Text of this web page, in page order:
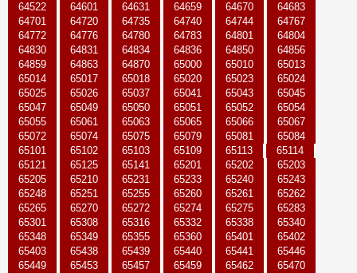
64522
64601 64631 64659 64670
64683
64701
64720 64735 64740 64744
64767
64772
64776 64780 64783 64801
64804
64830
64831 64834 64836 64850
64856
64859
64863 64870 65000 65010
65013
65014
65017 65018 65020 65023
65024
65025
65026 65037 65041 65043
65045
65047
65049 65050 65051 65052
65054
65055
65061 65063 65065 65066
65067
65072
65074 65075 65079 65081
65084
65101
65102 65103 65109 65113
65114
65121
65125 65141 65201 65202
65203
65205
65210 65231 65233 65240
65243
65248
65251 65255 65260 65261
65262
65265
65270 65272 65274 65275
65283
65301
65308 65316 65332 65338
65340
65348
65349 65355 65360 65401
65402
65403
65438 65439 65440 65441
65446
65449
65453 65457 65459 65462
65470